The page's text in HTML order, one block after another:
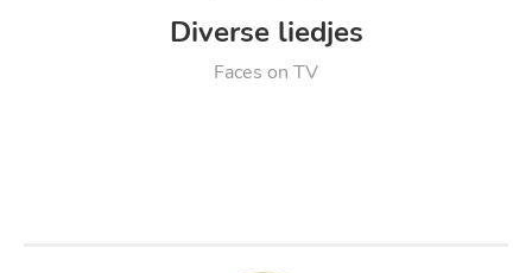
Diverse liedjes
Faces on TV